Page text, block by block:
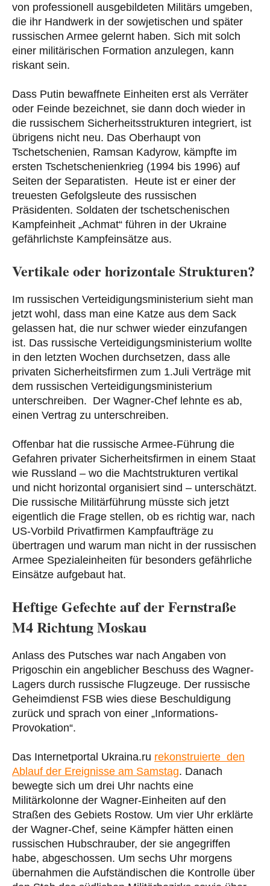
von professionell ausgebildeten Militärs umgeben,
die ihr Handwerk in der sowjetischen und später
russischen Armee gelernt haben. Sich mit solch
einer militärischen Formation anzulegen, kann
riskant sein.
Dass Putin bewaffnete Einheiten erst als Verräter
oder Feinde bezeichnet, sie dann doch wieder in
die russischem Sicherheitsstrukturen integriert, ist
übrigens nicht neu. Das Oberhaupt von
Tschetschenien, Ramsan Kadyrow, kämpfte im
ersten Tschetschenienkrieg (1994 bis 1996) auf
Seiten der Separatisten. Heute ist er einer der
treuesten Gefolgsleute des russischen
Präsidenten. Soldaten der tschetschenischen
Kampfeinheit „Achmat“ führen in der Ukraine
gefährlichste Kampfeinsätze aus.
Vertikale oder horizontale Strukturen?
Im russischen Verteidigungsministerium sieht man
jetzt wohl, dass man eine Katze aus dem Sack
gelassen hat, die nur schwer wieder einzufangen
ist. Das russische Verteidigungsministerium wollte
in den letzten Wochen durchsetzen, dass alle
privaten Sicherheitsfirmen zum 1.Juli Verträge mit
dem russischen Verteidigungsministerium
unterschreiben. Der Wagner-Chef lehnte es ab,
einen Vertrag zu unterschreiben.
Offenbar hat die russische Armee-Führung die
Gefahren privater Sicherheitsfirmen in einem Staat
wie Russland – wo die Machtstrukturen vertikal
und nicht horizontal organisiert sind – unterschätzt.
Die russische Militärführung müsste sich jetzt
eigentlich die Frage stellen, ob es richtig war, nach
US-Vorbild Privatfirmen Kampfaufträge zu
übertragen und warum man nicht in der russischen
Armee Spezialeinheiten für besonders gefährliche
Einsätze aufgebaut hat.
Heftige Gefechte auf der Fernstraße
M4 Richtung Moskau
Anlass des Putsches war nach Angaben von
Prigoschin ein angeblicher Beschuss des Wagner-
Lagers durch russische Flugzeuge. Der russische
Geheimdienst FSB wies diese Beschuldigung
zurück und sprach von einer „Informations-
Provokation“.
Das Internetportal Ukraina.ru rekonstruierte den
Ablauf der Ereignisse am Samstag. Danach
bewegte sich um drei Uhr nachts eine
Militärkolonne der Wagner-Einheiten auf den
Straßen des Gebiets Rostow. Um vier Uhr erklärte
der Wagner-Chef, seine Kämpfer hätten einen
russischen Hubschrauber, der sie angegriffen
habe, abgeschossen. Um sechs Uhr morgens
übernahmen die Aufständischen die Kontrolle über